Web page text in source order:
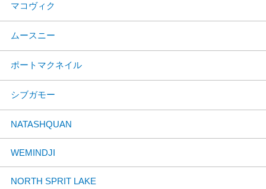
マコヴィク
ムースニー
ポートマクネイル
シブガモー
NATASHQUAN
WEMINDJI
NORTH SPRIT LAKE